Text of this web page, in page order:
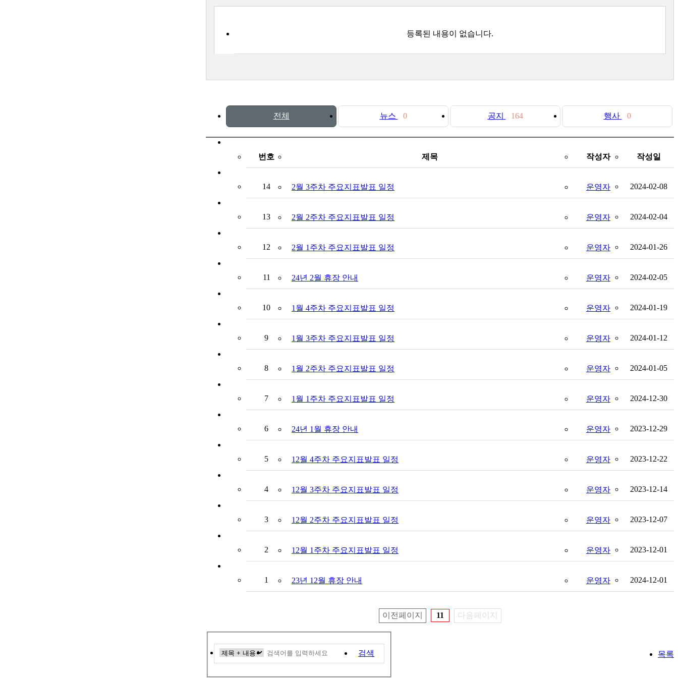
등록된 내용이 없습니다.
전체 뉴스 0 공지 164 행사 0
번호 제목 작성자 작성일
14 2월 3주차 주요지표발표 일정 운영자 2024-02-08
13 2월 2주차 주요지표발표 일정 운영자 2024-02-04
12 2월 1주차 주요지표발표 일정 운영자 2024-01-26
11 24년 2월 휴장 안내 운영자 2024-02-05
10 1월 4주차 주요지표발표 일정 운영자 2024-01-19
9 1월 3주차 주요지표발표 일정 운영자 2024-01-12
8 1월 2주차 주요지표발표 일정 운영자 2024-01-05
7 1월 1주차 주요지표발표 일정 운영자 2024-12-30
6 24년 1월 휴장 안내 운영자 2023-12-29
5 12월 4주차 주요지표발표 일정 운영자 2023-12-22
4 12월 3주차 주요지표발표 일정 운영자 2023-12-14
3 12월 2주차 주요지표발표 일정 운영자 2023-12-07
2 12월 1주차 주요지표발표 일정 운영자 2023-12-01
1 23년 12월 휴장 안내 운영자 2024-12-01
이전페이지 11 다음페이지
검색 목록